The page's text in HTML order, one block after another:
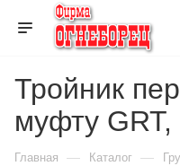
Тройник
муфту GRT,
Главная — Каталог —